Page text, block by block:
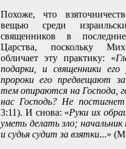
Похоже, что
вещью среди
священников в
Царства, поскольку
обличает эту практику: «
подарки, и священники
пророки его предвещают
тем опираются на Господа,
нас Господь? Не
3:11). И снова: «Руки их
уметь делать зло;
и судья судит за взятки...»